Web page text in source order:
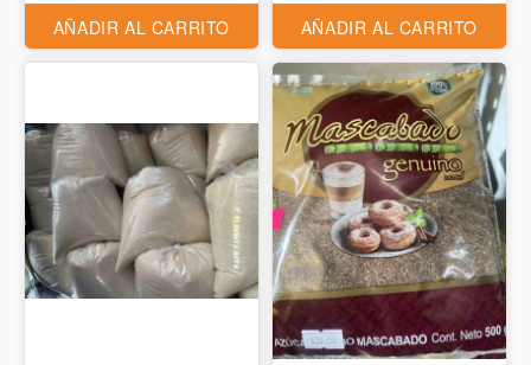
AÑADIR AL CARRITO AÑADIR AL CARRITO